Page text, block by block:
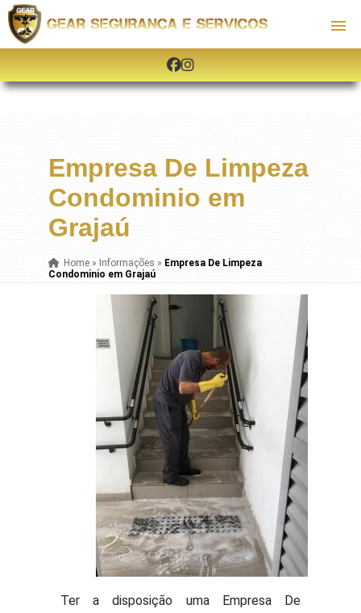
Empresa De Limpeza
Condominio em
Grajaú
Home» Informações » Empresa De Limpeza
Condominio em Grajaú
Ter a disposição uma Empresa De